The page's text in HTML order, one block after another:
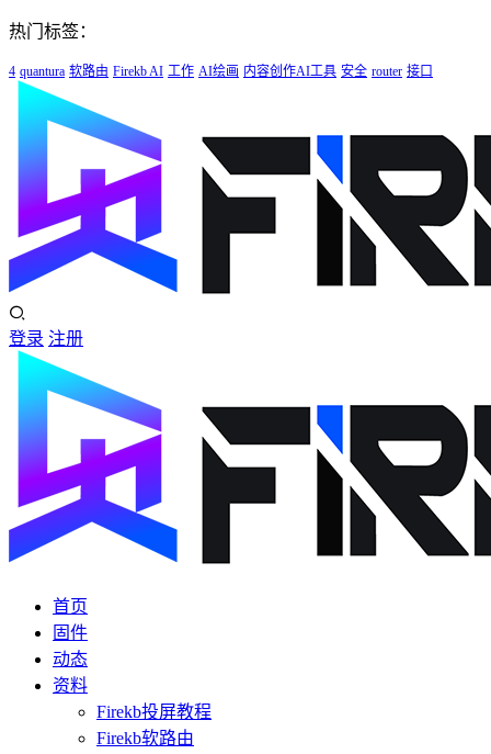
热门标签：
4 quantura 软路由 Firekb AI 工作 AI绘画 内容创作AI工具 安全 router 接口
登录 注册
首页
固件
动态
资料
Firekb投屏教程
Firekb软路由